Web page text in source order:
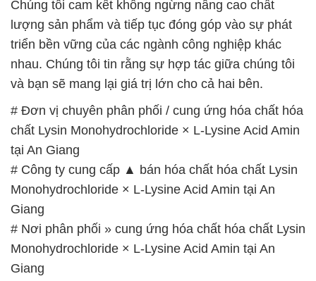
Monohydrochloride × L-Lysine Acid Amin tại An
Giang
# Nơi phân phối » cung ứng hóa chất hóa chất Lysin
Monohydrochloride × L-Lysine Acid Amin tại An
# Đơn vị cung cấp ▲ kinh doanh hóa chất hóa chất
Lysin Monohydrochloride × L-Lysine Acid Amin tại
An Giang
# Nhà thương mại φ bán hóa chất hóa chất Lysin
Monohydrochloride × L-Lysine Acid Amin tại An
Giang
# Địa chỉ thương mại và cung cấp hóa chất hóa chất
Lysin Monohydrochloride × L-Lysine Acid Amin tại
An Giang